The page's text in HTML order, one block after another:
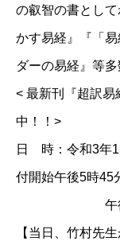
の叡智の書とし
かす易経』『「
ダーの易経』等多
< 最新刊『超訳
中！！>
日 時：令和3年
付開始午後5時45
午後6：00
【当日、竹村先